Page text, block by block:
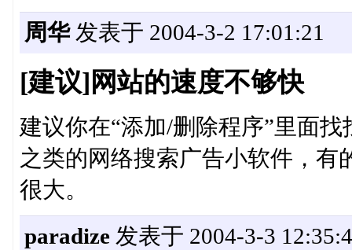
周华发表于 2004-3-2 17:01:21
[建议]网站的速度不够快
建议你在“添加/删除程序”里面
之类的网络搜索广告小软件，有
很大。
paradize发表于 2004-3-3